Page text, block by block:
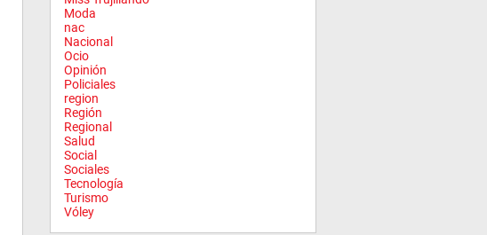
Moda
nac
Nacional
Ocio
Opinión
Policiales
region
Región
Regional
Salud
Social
Sociales
Tecnología
Turismo
Vóley